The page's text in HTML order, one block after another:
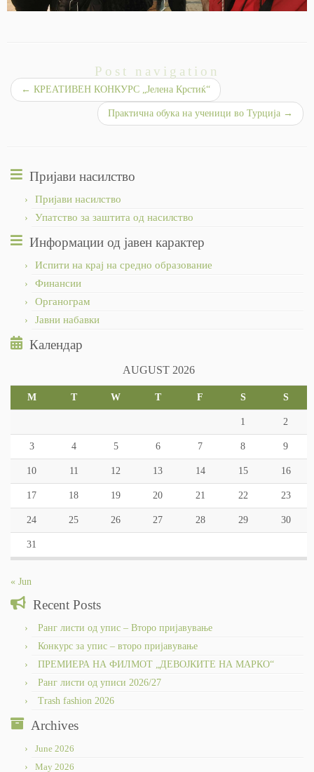
Post navigation
← КРЕАТИВЕН КОНКУРС „Јелена Крстиќ“
Практична обука на ученици во Турција →
Пријави насилство
Пријави насилство
Упатство за заштита од насилство
Информации од јавен карактер
Испити на крај на средно образование
Финансии
Органограм
Јавни набавки
Календар
AUGUST 2026
M T W T F S S
1 2
3 4 5 6 7 8 9
10 11 12 13 14 15 16
17 18 19 20 21 22 23
24 25 26 27 28 29 30
31
« Jun
Recent Posts
Ранг листи од упис – Второ пријавување
Конкурс за упис – второ пријавување
ПРЕМИЕРА НА ФИЛМОТ „ДЕВОЈКИТЕ НА МАРКО“
Ранг листи од уписи 2026/27
Trash fashion 2026
Archives
June 2026
May 2026